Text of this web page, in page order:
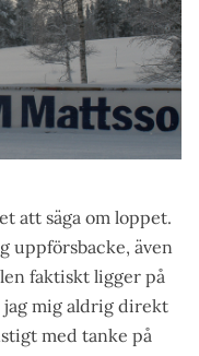
att säga om loppet.
uppförsbacke, även
faktiskt ligger på
jag mig aldrig direkt
med tanke på